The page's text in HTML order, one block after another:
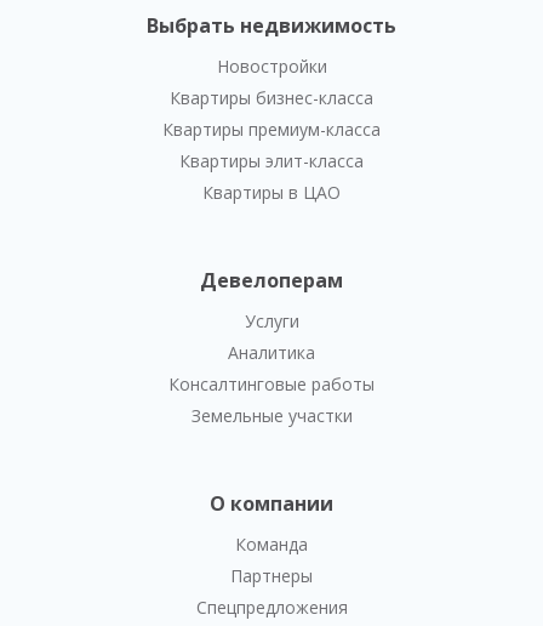
Выбрать недвижимость
Новостройки
Квартиры бизнес-класса
Квартиры премиум-класса
Квартиры элит-класса
Квартиры в ЦАО
Девелоперам
Услуги
Аналитика
Консалтинговые работы
Земельные участки
О компании
Команда
Партнеры
Спецпредложения